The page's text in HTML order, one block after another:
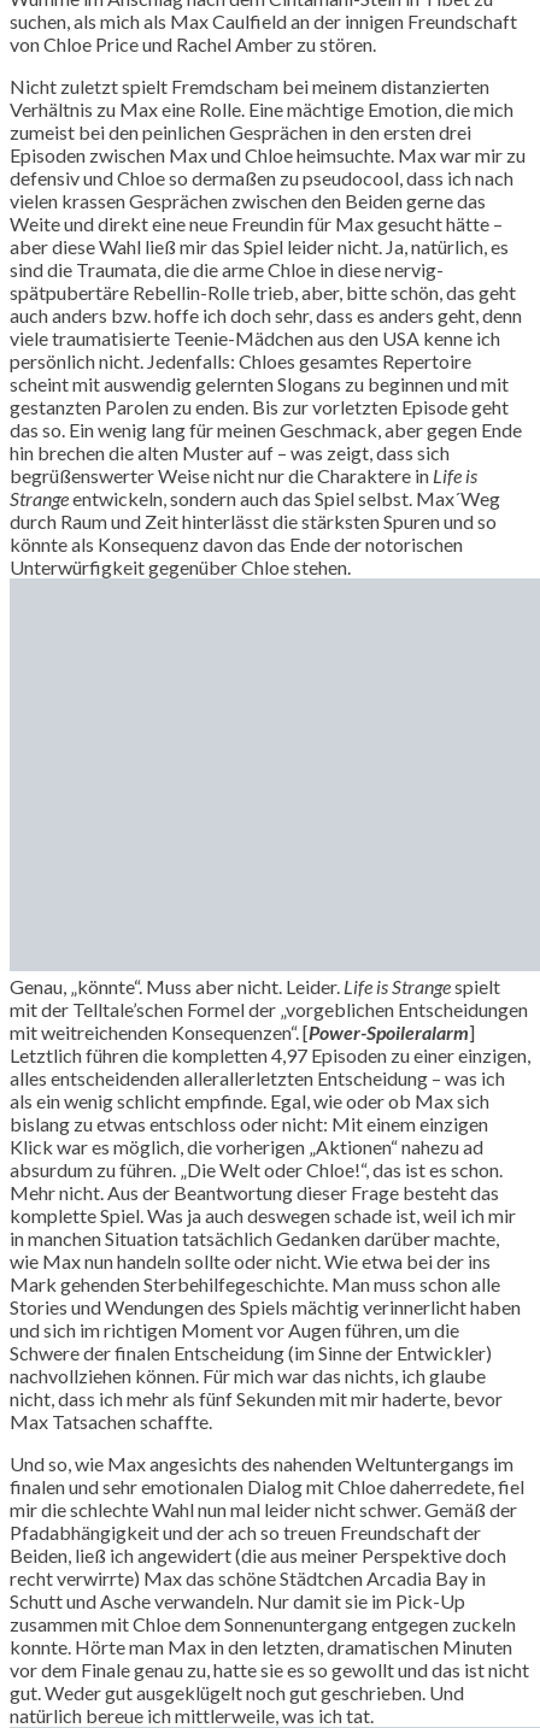
suchen, als mich als Max Caulfield an der innigen Freundschaft
von Chloe Price und Rachel Amber zu stören.
Nicht zuletzt spielt Fremdscham bei meinem distanzierten
Verhältnis zu Max eine Rolle. Eine mächtige Emotion, die mich
zumeist bei den peinlichen Gesprächen in den ersten drei
Episoden zwischen Max und Chloe heimsuchte. Max war mir zu
defensiv und Chloe so dermaßen zu pseudocool, dass ich nach
vielen krassen Gesprächen zwischen den Beiden gerne das
Weite und direkt eine neue Freundin für Max gesucht hätte –
aber diese Wahl ließ mir das Spiel leider nicht. Ja, natürlich, es
sind die Traumata, die die arme Chloe in diese nervig-
spätpubertäre Rebellin-Rolle trieb, aber, bitte schön, das geht
auch anders bzw. hoffe ich doch sehr, dass es anders geht, denn
viele traumatisierte Teenie-Mädchen aus den USA kenne ich
persönlich nicht. Jedenfalls: Chloes gesamtes Repertoire
scheint mit auswendig gelernten Slogans zu beginnen und mit
gestanzten Parolen zu enden. Bis zur vorletzten Episode geht
das so. Ein wenig lang für meinen Geschmack, aber gegen Ende
hin brechen die alten Muster auf – was zeigt, dass sich
begrüßenswerter Weise nicht nur die Charaktere in Life is
Strangeentwickeln, sondern auch das Spiel selbst. Max´Weg
durch Raum und Zeit hinterlässt die stärksten Spuren und so
könnte als Konsequenz davon das Ende der notorischen
Unterwürfigkeit gegenüber Chloe stehen.
Genau, „könnte“. Muss aber nicht. Leider. Life is Strangespielt
mit der Telltale’schen Formel der „vorgeblichen Entscheidungen
mit weitreichenden Konsequenzen“. [Power-Spoileralarm]
Letztlich führen die kompletten 4,97 Episoden zu einer einzigen,
alles entscheidenden allerallerletzten Entscheidung – was ich
als ein wenig schlicht empfinde. Egal, wie oder ob Max sich
bislang zu etwas entschloss oder nicht: Mit einem einzigen
Klick war es möglich, die vorherigen „Aktionen“ nahezu ad
absurdum zu führen. „Die Welt oder Chloe!“, das ist es schon.
Mehr nicht. Aus der Beantwortung dieser Frage besteht das
komplette Spiel. Was ja auch deswegen schade ist, weil ich mir
in manchen Situation tatsächlich Gedanken darüber machte,
wie Max nun handeln sollte oder nicht. Wie etwa bei der ins
Mark gehenden Sterbehilfegeschichte. Man muss schon alle
Stories und Wendungen des Spiels mächtig verinnerlicht haben
und sich im richtigen Moment vor Augen führen, um die
Schwere der finalen Entscheidung (im Sinne der Entwickler)
nachvollziehen können. Für mich war das nichts, ich glaube
nicht, dass ich mehr als fünf Sekunden mit mir haderte, bevor
Max Tatsachen schaffte.
Und so, wie Max angesichts des nahenden Weltuntergangs im
finalen und sehr emotionalen Dialog mit Chloe daherredete, fiel
mir die schlechte Wahl nun mal leider nicht schwer. Gemäß der
Pfadabhängigkeit und der ach so treuen Freundschaft der
Beiden, ließ ich angewidert (die aus meiner Perspektive doch
recht verwirrte) Max das schöne Städtchen Arcadia Bay in
Schutt und Asche verwandeln. Nur damit sie im Pick-Up
zusammen mit Chloe dem Sonnenuntergang entgegen zuckeln
konnte. Hörte man Max in den letzten, dramatischen Minuten
vor dem Finale genau zu, hatte sie es so gewollt und das ist nicht
gut. Weder gut ausgeklügelt noch gut geschrieben. Und
natürlich bereue ich mittlerweile, was ich tat.